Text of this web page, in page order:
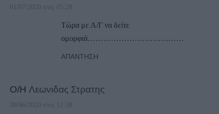
01/07/2020 στις 05:28
Τώρα με Α/Γ να δείτε
ομορφιά……………………………….
ΑΠΆΝΤΗΣΗ
Ο/Η Λεωνιδας Στρατης
30/06/2020 στις 12:38